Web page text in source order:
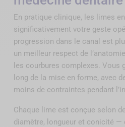
En pratique clinique, les limes
significativement votre geste
progression dans le canal est
un meilleur respect de
les courbures complexes. Vous
long de la mise en forme, avec
moins de contraintes pendant
Chaque lime est conçue selon
diamètre, longueur et conicité —